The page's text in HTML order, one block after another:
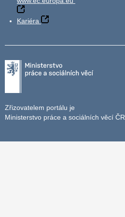
Kariéra
Zřizovatelem portálu je
Ministerstvo práce a sociálních věcí ČR